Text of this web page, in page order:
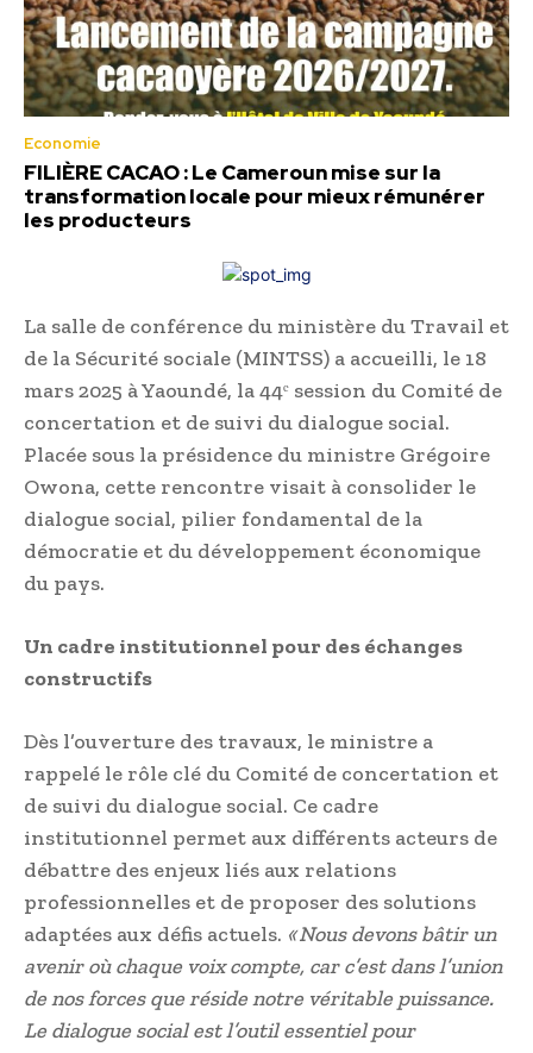
Economie
FILIÈRE CACAO : Le Cameroun mise sur la
transformation locale pour mieux rémunérer
les producteurs
La salle de conférence du ministère du Travail et
de la Sécurité sociale (MINTSS) a accueilli, le 18
mars 2025 à Yaoundé, la 44ᵉ session du Comité de
concertation et de suivi du dialogue social.
Placée sous la présidence du ministre Grégoire
Owona, cette rencontre visait à consolider le
dialogue social, pilier fondamental de la
démocratie et du développement économique
du pays.
Un cadre institutionnel pour des échanges
constructifs
Dès l’ouverture des travaux, le ministre a
rappelé le rôle clé du Comité de concertation et
de suivi du dialogue social. Ce cadre
institutionnel permet aux différents acteurs de
débattre des enjeux liés aux relations
professionnelles et de proposer des solutions
adaptées aux défis actuels. « Nous devons bâtir un
avenir où chaque voix compte, car c’est dans l’union
de nos forces que réside notre véritable puissance.
Le dialogue social est l’outil essentiel pour